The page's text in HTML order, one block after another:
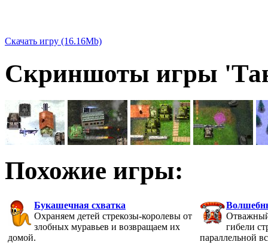
Скачать игру (16.16Mb)
Скриншоты игры
Похожие игры:
Букашечная схватка
Охраняем детей стрекозы-королевы от
злобных муравьев и возвращаем их
домой.
Отважный
гибели
параллельной